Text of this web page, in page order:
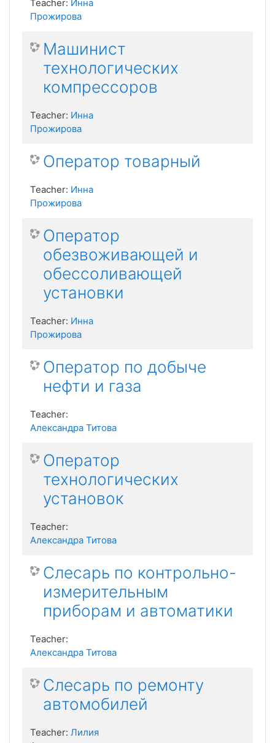
Teacher: Инна
Прожирова
Машинист
технологических
компрессоров
Teacher: Инна
Прожирова
Оператор товарный
Teacher: Инна
Прожирова
Оператор
обезвоживающей и
обессоливающей
установки
Teacher: Инна
Прожирова
Оператор по добыче
нефти и газа
Teacher:
Александра Титова
Оператор
технологических
установок
Teacher:
Александра Титова
Слесарь по контрольно-
измерительным
приборам и автоматики
Teacher:
Александра Титова
Слесарь по ремонту
автомобилей
Teacher: Лилия